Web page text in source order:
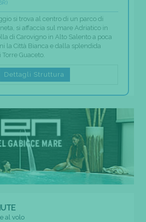
si trova al centro di un parco di
si affaccia sul mare Adriatico in
di Carovigno in Alto Salento a poca
la Città Bianca e dalla splendida
Guaceto.
Dettagli Struttura
al volo